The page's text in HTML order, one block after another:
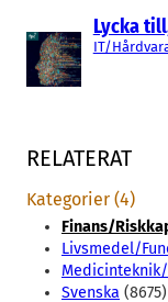
Lycka
IT/
RELATERAT
Kategorier (4)
Finans/
Livsmedel/
Svenska (8675)